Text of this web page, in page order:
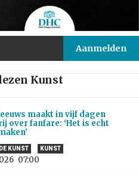
Kunst
maakt in vijf dagen
over fanfare: ‘Het is echt
KUNST KUNST
07:00